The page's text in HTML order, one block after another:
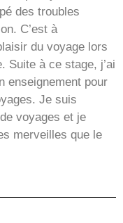
des troubles
C’est à
du voyage lors
Suite à ce stage, j’ai
enseignement pour
Je suis
voyages et je
merveilles que le